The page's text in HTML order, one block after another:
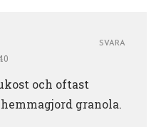
och oftast
granola.
SVARA